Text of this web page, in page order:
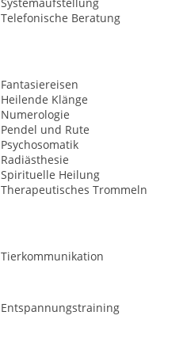
Telefonische Beratung
Fantasiereisen
Heilende Klänge
Numerologie
Pendel und Rute
Psychosomatik
Radiästhesie
Spirituelle Heilung
Therapeutisches Trommeln
Tierkommunikation
Entspannungstraining